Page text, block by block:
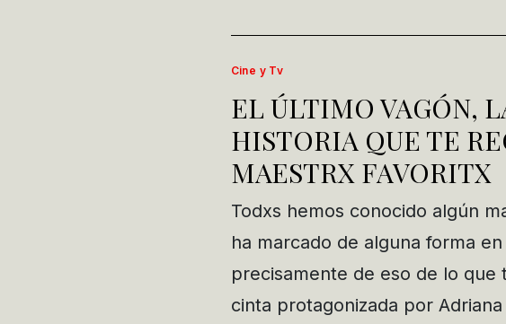
Cine y Tv
EL ÚLTIMO VAGÓN,
HISTORIA QUE TE
MAESTRX FAVORITX
Todxs hemos conocido algún
ha marcado de alguna forma
precisamente de eso de lo que
cinta protagonizada por